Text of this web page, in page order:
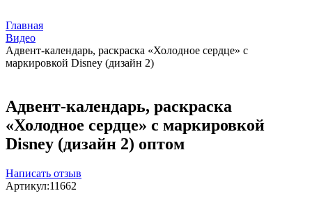
Главная
Видео
Адвент-календарь, раскраска «Холодное сердце» с
маркировкой Disney (дизайн 2)
Адвент-календарь, раскраска
«Холодное сердце» с маркировкой
Disney (дизайн 2) оптом
Написать отзыв
Артикул:11662